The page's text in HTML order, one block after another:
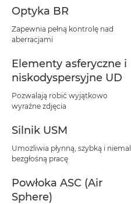
Optyka BR
Zapewnia pełną kontrolę nad
aberracjami
Elementy asferyczne i
niskodyspersyjne UD
Pozwalają robić wyjątkowo
wyraźne zdjęcia
Silnik USM
Umożliwia płynną, szybką i niemal
bezgłośną pracę
Powłoka ASC (Air
Sphere)